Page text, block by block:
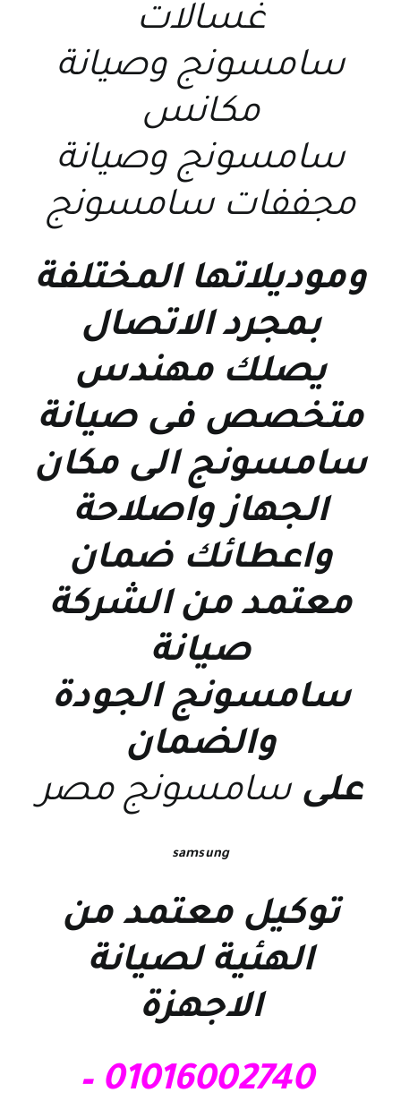
غسالات
سامسونج وصيانة
مكانس
سامسونج وصيانة
مجففات سامسونج
وموديلاتها المختلفة
بمجرد الاتصال
يصلك مهندس
متخصص فىصيانة
سامسونجالى مكان
الجهاز واصلاحة
واعطائك ضمان
معتمد من الشركة
صيانة
سامسونج الجودة
والضمان
علىسامسونج مصر
samsung
توكيل معتمد من
الهئية لصيانة
الاجهزة
01016002740 –